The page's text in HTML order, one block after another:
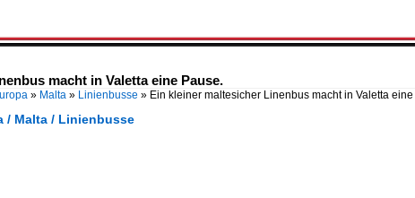
macht in Valetta eine Pause.
» Malta » Linienbusse » Ein kleiner maltesicher Linenbus macht in Valetta eine
/ Malta / Linienbusse